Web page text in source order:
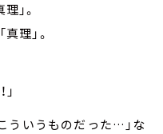
」。
理」。
こういうものだった…」な